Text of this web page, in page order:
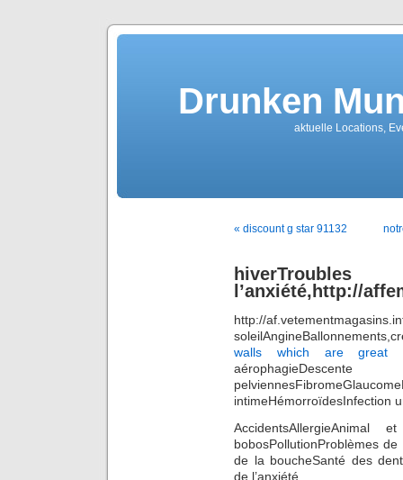
Drunken
aktuelle Locations,
« discount g star 91132
l’anxiété,http://
http://
walls which are great for
intimeHémorroïdesInfection
AccidentsAllergieAnimal
bobosPollutionProblèmes
de la boucheSanté des
de l’anxiété